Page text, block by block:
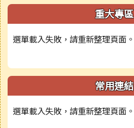
重大專區
選單載入失敗，請重新整理頁面。
常用連結
選單載入失敗，請重新整理頁面。